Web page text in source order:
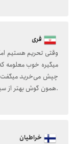
فری
وقتی تحریم هستیم
میگیره خوب معلومه
چپش می‌خرید میگفت
.همون گوش بهتر از
خراطیان